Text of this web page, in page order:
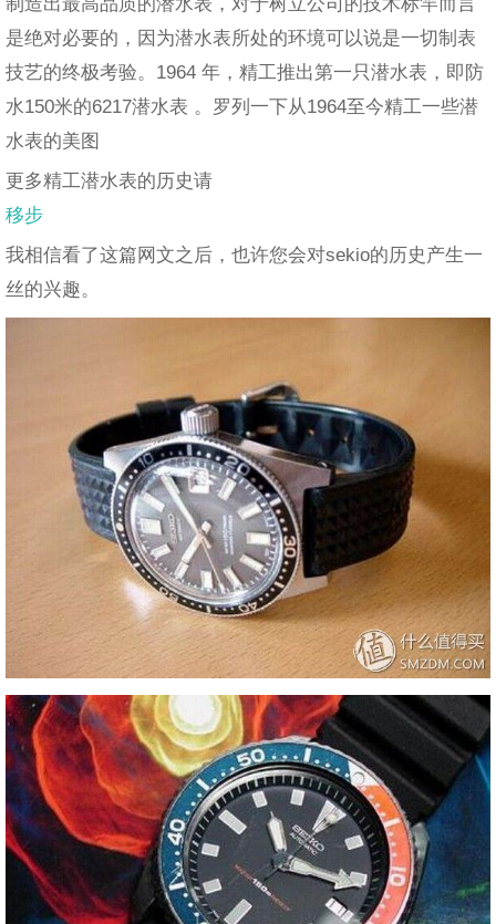
是绝对必要的，因为潜水表所处的环境可以说是一切制表
技艺的终极考验。1964 年，精工推出第一只潜水表，即防
水150米的6217潜水表 。罗列一下从1964至今精工一些潜
水表的美图
更多精工潜水表的历史请
移步
我相信看了这篇网文之后，也许您会对sekio的历史产生一
丝的兴趣。